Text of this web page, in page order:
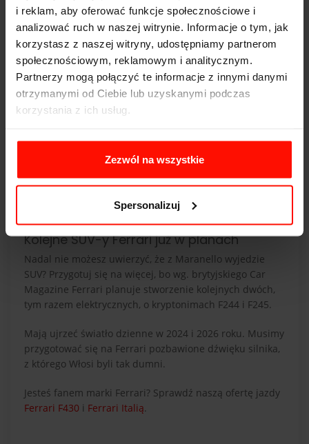
i reklam, aby oferować funkcje społecznościowe i
analizować ruch w naszej witrynie. Informacje o tym, jak
korzystasz z naszej witryny, udostępniamy partnerom
społecznościowym, reklamowym i analitycznym.
Partnerzy mogą połączyć te informacje z innymi danymi
otrzymanymi od Ciebie lub uzyskanymi podczas
korzystania z ich usług.
Zezwól na wszystkie
Spersonalizuj
Kolejne SUV-y Ferrari już w planach
Nadal nie możesz uwierzyć, że z Maranello wyjedzie
SUV? Przygotuj się na więcej, bo wg. brytyjskiego Car
Magazine Ferrari planuje stworzenie kolejnych dwóch,
tym razem elektrycznych, o kryptonimach F244 i F245.
Mają ujrzeć światło dzienne w 2024 i 2026 roku. Musimy
przygotować się na Ferrari pozbawione dźwięku silnika,
z którego Włosi byli tak dumni.
Jesteś fanem marki Ferrari? Sprawdź naszą ofertę jazdy
Ferrari F430 i Ferrari Italią.